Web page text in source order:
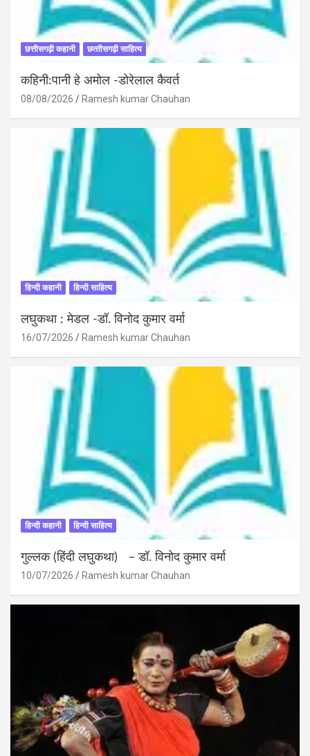
छत्तीसगढ़ी कहानी छत्‍तीसगढ़ी साहित्‍य
कहिनी:पानी हे अमोल -डोरेलाल कैवर्त
08/08/2026 Ramesh kumar Chauhan
हिन्दी कहानी हिन्दी साहित्य
लघुकथा : मेडल -डॉ. विनोद कुमार वर्मा
16/07/2026 Ramesh kumar Chauhan
हिन्दी कहानी हिन्दी साहित्य
गुल्लक (हिंदी लघुकथा) – डॉ. विनोद कुमार वर्मा
10/07/2026 Ramesh kumar Chauhan